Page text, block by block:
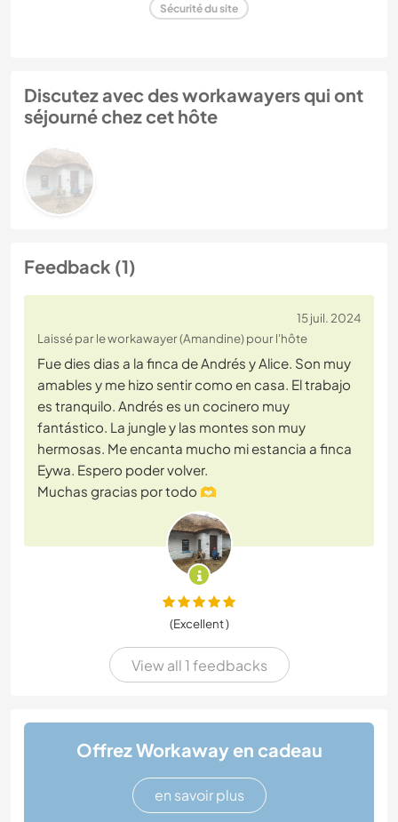
Sécurité du site
Discutez avec des workawayers qui ont
séjourné chez cet hôte
Feedback (1)
15 juil. 2024
Laissé par le workawayer (Amandine) pour l'hôte
Fue dies dias a la finca de Andrés y Alice. Son muy
amables y me hizo sentir como en casa. El trabajo
es tranquilo. Andrés es un cocinero muy
fantástico. La jungle y las montes son muy
hermosas. Me encanta mucho mi estancia a finca
Eywa. Espero poder volver.
Muchas gracias por todo 🫶
(Excellent )
View all 1 feedbacks
Offrez Workaway en cadeau
en savoir plus